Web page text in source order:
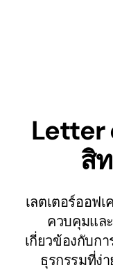
Letter
สิ
เลตเตอร์ออฟ
ควบคุมแล
เกี่ยวข้องกับก
ธุรกรรมที่ง่